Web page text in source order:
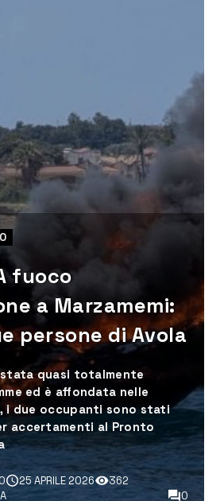
fuoco
a Marzamemi:
persone di Avola
stata quasi totalmente
ed è affondata nelle
i due occupanti sono stati
accertamenti al Pronto
25 APRILE 2026
362
0